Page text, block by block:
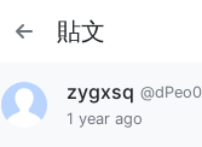
貼文
zygxsq
1 year ago